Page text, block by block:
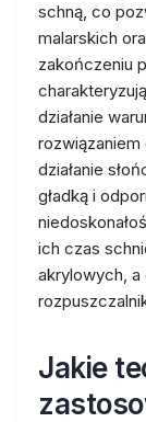
schną, co
malarskich
zakończeniu
działanie
rozwiązaniem
działanie
gładką i
ich czas
akrylowych,
Jakie